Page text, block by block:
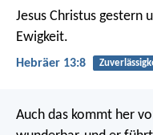
Jesus Christus gestern
Ewigkeit.
Hebräer 13:8
Auch das kommt her